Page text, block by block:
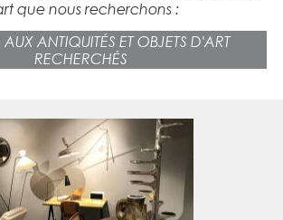
que nous recherchons :
RECHERCHÉS